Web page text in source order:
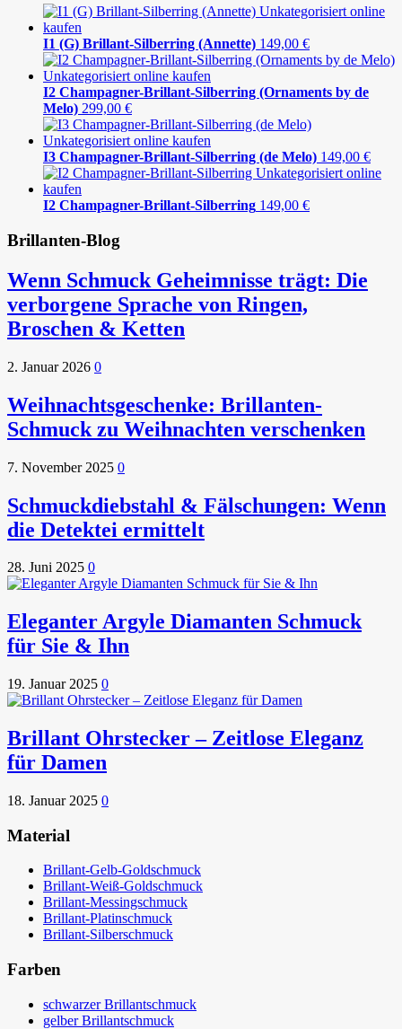
I1 (G) Brillant-Silberring (Annette) 149,00 €
I2 Champagner-Brillant-Silberring (Ornaments by de
Melo) 299,00 €
I3 Champagner-Brillant-Silberring (de Melo) 149,00 €
I2 Champagner-Brillant-Silberring 149,00 €
Brillanten-Blog
Wenn Schmuck Geheimnisse trägt: Die
verborgene Sprache von Ringen,
Broschen & Ketten
2. Januar 2026 0
Weihnachtsgeschenke: Brillanten-
Schmuck zu Weihnachten verschenken
7. November 2025 0
Schmuckdiebstahl & Fälschungen: Wenn
die Detektei ermittelt
28. Juni 2025 0
Eleganter Argyle Diamanten Schmuck
für Sie & Ihn
19. Januar 2025 0
Brillant Ohrstecker – Zeitlose Eleganz
für Damen
18. Januar 2025 0
Material
Brillant-Gelb-Goldschmuck
Brillant-Weiß-Goldschmuck
Brillant-Messingschmuck
Brillant-Platinschmuck
Brillant-Silberschmuck
Farben
schwarzer Brillantschmuck
gelber Brillantschmuck